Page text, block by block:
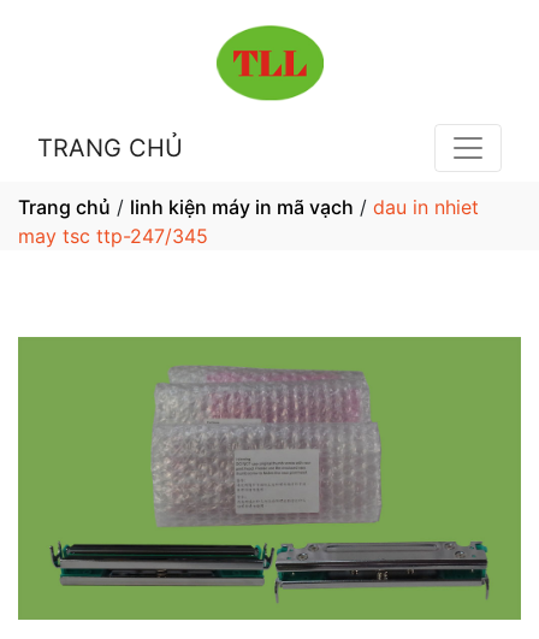
TRANG CHỦ
Trang chủ / linh kiện máy in mã vạch / dau in nhiet
may tsc ttp-247/345